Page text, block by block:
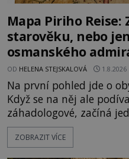
Mapa Piriho Reise:
starověku, nebo
osmanského
OD HELENA STEJSKALOVÁ 1.8.2026
Na první pohled jde o
Když se na něj ale
záhadologové, začíná
moderní historie.
1513 kreslí mapu světa,
ZOBRAZIT VÍCE